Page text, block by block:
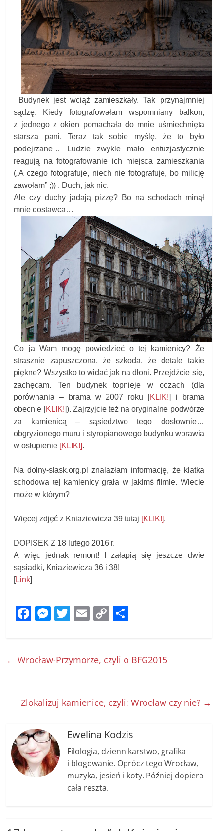
Budynek jest wciąż zamieszkały. Tak przynajmniej
sądzę. Kiedy fotografowałam wspomniany balkon,
z jednego z okien pomachała do mnie uśmiechnięta
starsza pani. Teraz tak sobie myślę, że to było
podejrzane… Ludzie zwykle mało entuzjastycznie
reagują na fotografowanie ich miejsca zamieszkania
(„A czego fotografuje, niech nie fotografuje, bo milicję
zawołam” ;)) . Duch, jak nic.
Ale czy duchy jadają pizzę? Bo na schodach minął
mnie dostawca…
Co ja Wam mogę powiedzieć o tej kamienicy? Że
strasznie zapuszczona, że szkoda, że detale takie
piękne? Wszystko to widać jak na dłoni. Przejdźcie się,
zachęcam. Ten budynek topnieje w oczach (dla
porównania – brama w 2007 roku [KLIK!] i brama
obecnie [KLIK!]). Zajrzyjcie też na oryginalne podwórze
za kamienicą – sąsiedztwo tego dosłownie…
obgryzionego muru i styropianowego budynku wprawia
w osłupienie [KLIK!].
Na dolny-slask.org.pl znalazłam informację, że klatka
schodowa tej kamienicy grała w jakimś filmie. Wiecie
może w którym?
Więcej zdjęć z Kniaziewicza 39 tutaj [KLIK!].
DOPISEK Z 18 lutego 2016 r.
A więc jednak remont! I załapią się jeszcze dwie
sąsiadki, Kniaziewicza 36 i 38!
[Link]
F
e
o
M
e
er
T
er
E
l
C
y
k
e
← Wrocław-Przymorze, czyli o BFG2015
Zlokalizuj kamienice, czyli: Wrocław czy nie? →
Ewelina Kodzis
Filologia, dziennikarstwo, grafika
i blogowanie. Oprócz tego Wrocław,
muzyka, jesień i koty. Później dopiero
cała reszta.